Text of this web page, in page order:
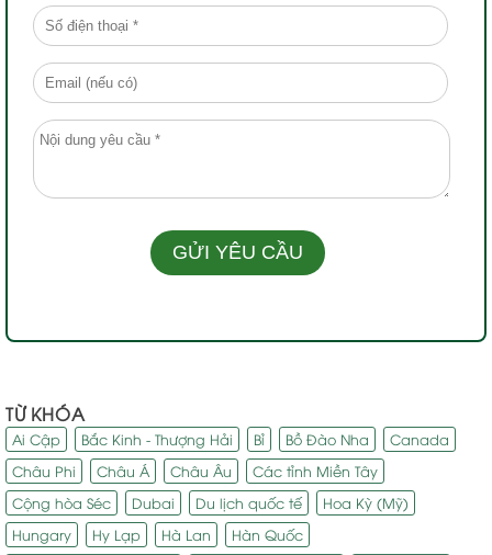
TỪ KHÓA
Ai Cập Bắc Kinh - Thượng Hải Bỉ Bồ Đào Nha
Canada
Châu Phi
Châu Á Châu Âu
Các tỉnh Miền Tây
Cộng hòa Séc
Dubai Du lịch quốc tế
Hoa Kỳ (Mỹ)
Hungary
Hy Lạp Hà Lan
Hàn Quốc